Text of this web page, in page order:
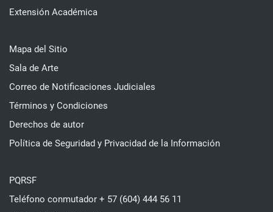
Extensión Académica
Mapa del Sitio
Sala de Arte
Correo de Notificaciones Judiciales
Términos y Condiciones
Derechos de autor
Política de Seguridad y Privacidad de la Información
PQRSF
Teléfono conmutador + 57 (604) 444 56 11